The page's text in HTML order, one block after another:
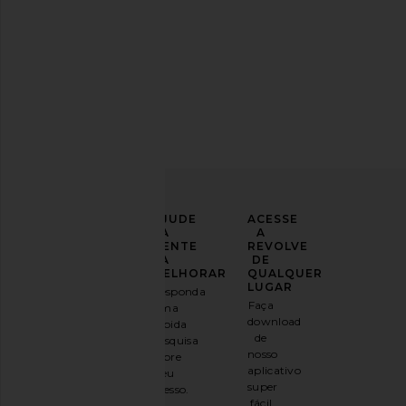
AJUDE
A
GENTE
A
MELHORAR
Responda
uma
rápida
pesquisa
sobre
seu
acesso.
ACESSE
A
REVOLVE
DE
QUALQUER
LUGAR
Faça
download
de
nosso
aplicativo
super
fácil